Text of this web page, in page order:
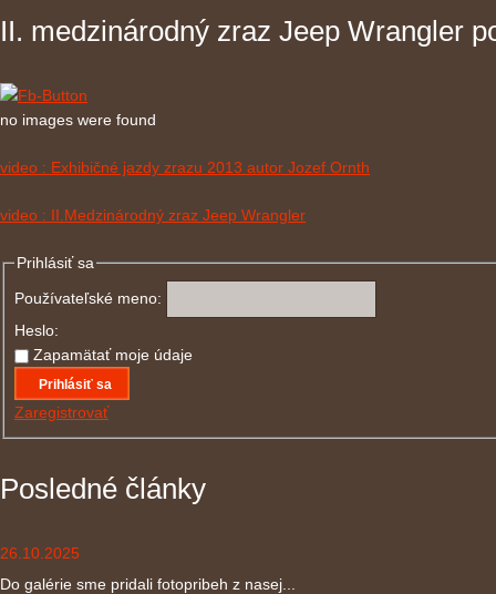
II. medzinárodný zraz Jeep Wrangler
no images were found
video : Exhibičné jazdy zrazu 2013 autor Jozef Ornth
video : II.Medzinárodný zraz Jeep Wrangler
Prihlásiť sa
Používateľské meno:
Heslo:
Zapamätať moje údaje
Prihlásiť sa
Zaregistrovať
Posledné články
26.10.2025
Do galérie sme pridali fotopribeh z nasej...